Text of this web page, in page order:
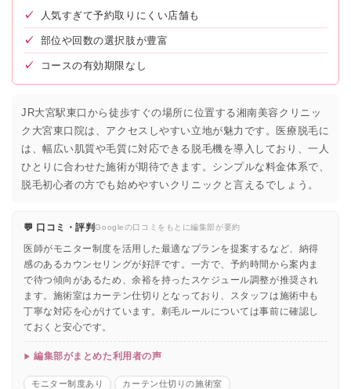
✓ 人気すぎて予約取りにくい店舗も
✓ 部位や回数の選択肢が豊富
✓ コースの有効期限なし
JR大宮駅東口から徒歩すぐの場所に位置する湘南美容クリニッ
ク大宮東口院は、アクセスしやすい立地が魅力です。医療脱毛に
は、幅広い肌質や毛質に対応できる脱毛機を導入しており、一人
ひとりに合わせた施術が期待できます。シンプルな料金体系で、
脱毛初心者の方でも始めやすいクリニックと言えるでしょう。
💬 口コミ・評判Googleの口コミをもとに編集部が要約
医師がモニター制度を活用した最適なプランを提案するなど、納得
感のあるカウンセリングが好評です。一方で、予約時間から案内ま
で待つ傾向があるため、余裕を持ったスケジュール調整が推奨され
ます。施術室はカーテン仕切りとなっており、スタッフは施術中も
丁寧な対応を心がけています。剃毛ルールについては事前に確認し
ておくと安心です。
編集部がまとめた利用者の声
モニター制度あり カーテン仕切りの施術室